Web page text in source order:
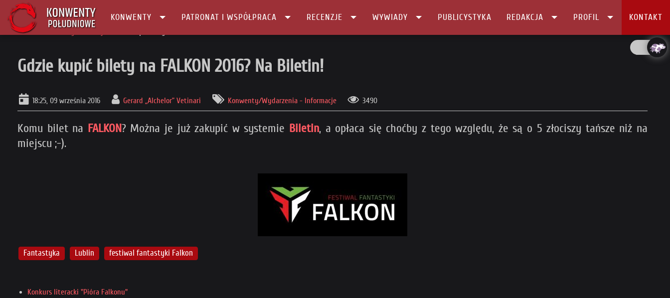
KONWENTY PATRONAT I WSPÓŁPRACA RECENZJE WYWIADY PUBLICYSTYKA REDAKCJA PROFIL KONTAKT
Główna
Gdzie kupić bilety na FALKON 2016? Na Biletin!
18:25, 09 września 2016 Gerard „Alchelor” Vetinari Konwenty/Wydarzenia - Informacje 3490
Komu bilet na FALKON? Można je już zakupić w systemie Biletin, a opłaca się choćby z tego względu, że są o 5 złociszy tańsze niż na
miejscu ;-).
Fantastyka Lublin festiwal fantastyki Falkon
Konkurs literacki "Pióra Falkonu"